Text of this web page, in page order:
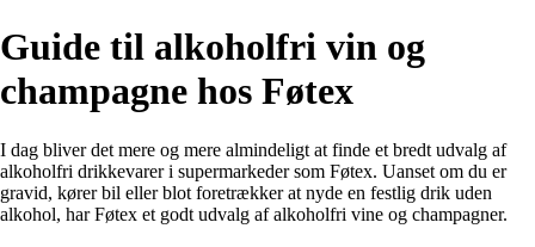
Guide til alkoholfri vin og
champagne hos Føtex
I dag bliver det mere og mere almindeligt at finde et bredt udvalg af
alkoholfri drikkevarer i supermarkeder som Føtex. Uanset om du er
gravid, kører bil eller blot foretrækker at nyde en festlig drik uden
alkohol, har Føtex et godt udvalg af alkoholfri vine og champagner.